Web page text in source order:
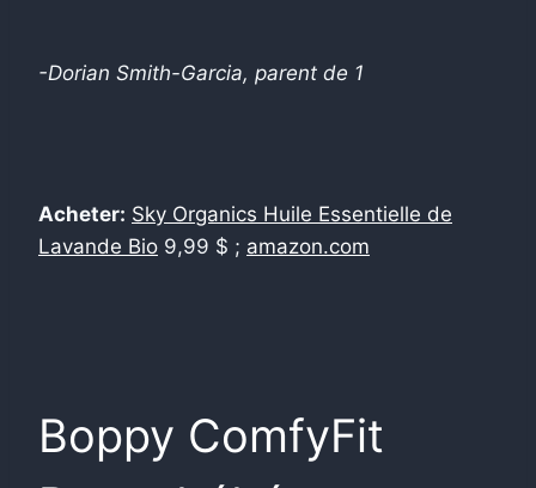
-Dorian Smith-Garcia, parent de 1
Acheter: Sky Organics Huile Essentielle de
Lavande Bio 9,99 $ ; amazon.com
Boppy ComfyFit